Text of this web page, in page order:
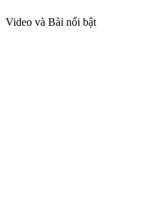
Video và Bài nổi bật